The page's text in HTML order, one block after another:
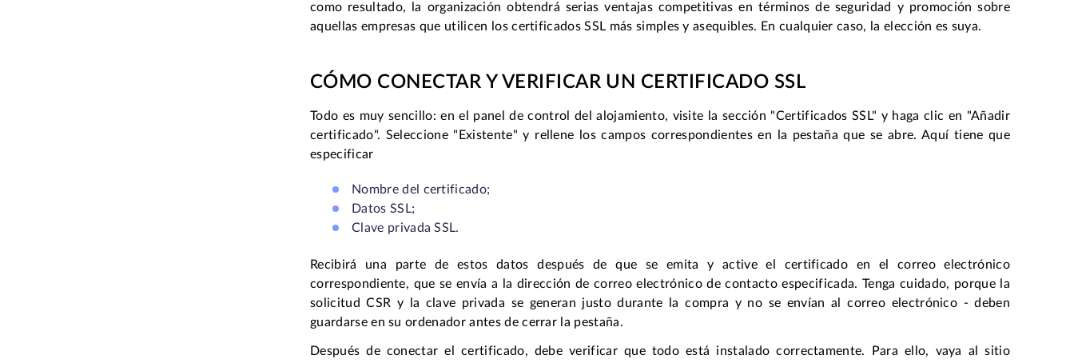
como resultado, la organización obtendrá serias ventajas competitivas en términos de seguridad y promoción sobre
aquellas empresas que utilicen los certificados SSL más simples y asequibles. En cualquier caso, la elección es suya.
CÓMO CONECTAR Y VERIFICAR UN CERTIFICADO SSL
Todo es muy sencillo: en el panel de control del alojamiento, visite la sección "Certificados SSL" y haga clic en "Añadir
certificado". Seleccione "Existente" y rellene los campos correspondientes en la pestaña que se abre. Aquí tiene que
especificar
Nombre del certificado;
Datos SSL;
Clave privada SSL.
Recibirá una parte de estos datos después de que se emita y active el certificado en el correo electrónico
correspondiente, que se envía a la dirección de correo electrónico de contacto especificada. Tenga cuidado, porque la
solicitud CSR y la clave privada se generan justo durante la compra y no se envían al correo electrónico - deben
guardarse en su ordenador antes de cerrar la pestaña.
Después de conectar el certificado, debe verificar que todo está instalado correctamente. Para ello, vaya al sitio